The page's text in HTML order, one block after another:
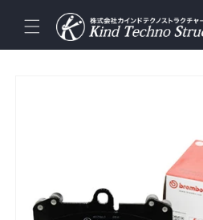
ンツに
進む